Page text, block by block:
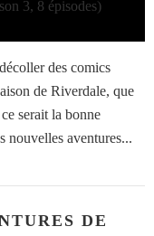
des comics
de Riverdale, que
serait la bonne
nouvelles aventures...
DE